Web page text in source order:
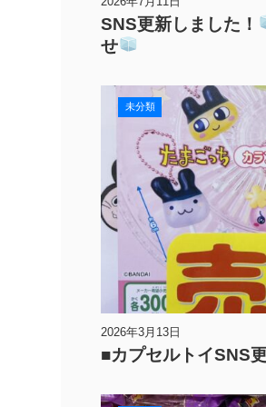
SNS更新しました！
せ
未分類
2026年3月13日
■カプセルトイSNS